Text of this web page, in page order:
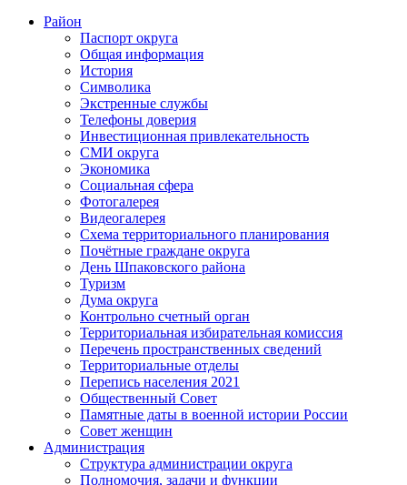
Район
Паспорт округа
Общая информация
История
Символика
Экстренные службы
Телефоны доверия
Инвестиционная привлекательность
СМИ округа
Экономика
Социальная сфера
Фотогалерея
Видеогалерея
Схема территориального планирования
Почётные граждане округа
День Шпаковского района
Туризм
Дума округа
Контрольно счетный орган
Территориальная избирательная комиссия
Перечень пространственных сведений
Территориальные отделы
Перепись населения 2021
Общественный Совет
Памятные даты в военной истории России
Совет женщин
Администрация
Структура администрации округа
Полномочия, задачи и функции